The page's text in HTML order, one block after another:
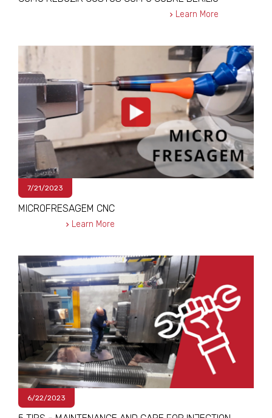
Learn More
7/21/2023
MICROFRESAGEM CNC
Learn More
6/22/2023